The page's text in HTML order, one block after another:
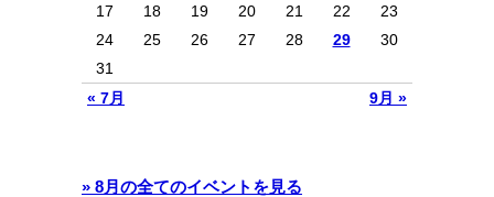
« 7月 9月 »
17
18 19 20 21 22
23
24
25 26 27 28 29
30
31
» 8月の全てのイベントを見る